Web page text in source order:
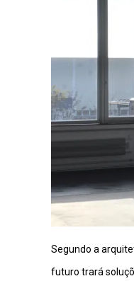
Segundo a
futuro trará